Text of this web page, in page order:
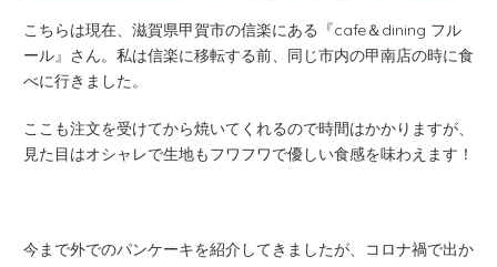
こちらは現在、滋賀県甲賀市の信楽にある『cafe＆dining フル
ール』さん。私は信楽に移転する前、同じ市内の甲南店の時に食
べに行きました。
ここも注文を受けてから焼いてくれるので時間はかかりますが、
見た目はオシャレで生地もフワフワで優しい食感を味わえます！
今まで外でのパンケーキを紹介してきましたが、コロナ禍で出か